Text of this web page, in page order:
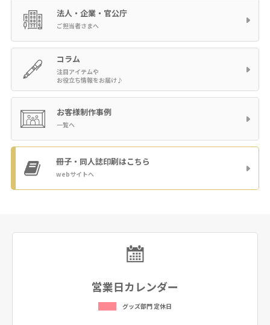
法人・企業・官公庁
ご担当者さまへ
コラム
注目アイテムや
お役立ち情報をお届け♪
お客様制作事例
一覧へ
冊子・同人誌印刷はこちら
webサイトへ
営業日カレンダー
グッズ部門 定休日